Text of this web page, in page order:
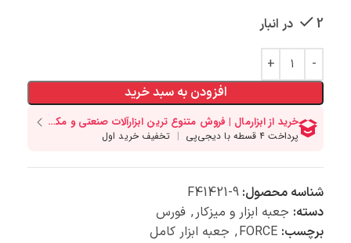
2 در انبار
افزودن به سبد خرید
شناسه محصول: F41421-9
دسته: جعبه ابزار و میزکار, فورس
برچسب: FORCE
, جعبه ابزار کامل